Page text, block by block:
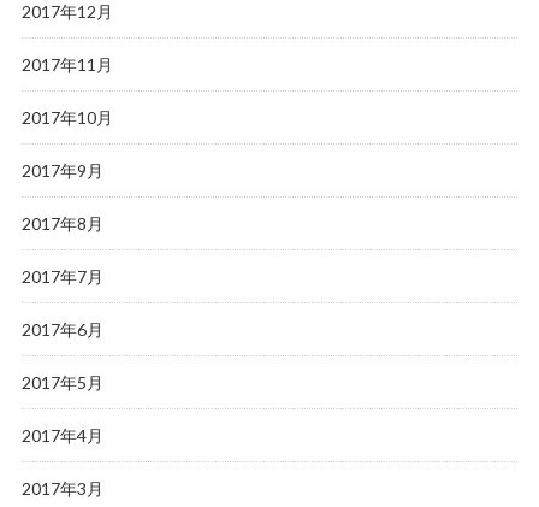
2017年12月
2017年11月
2017年10月
2017年9月
2017年8月
2017年7月
2017年6月
2017年5月
2017年4月
2017年3月